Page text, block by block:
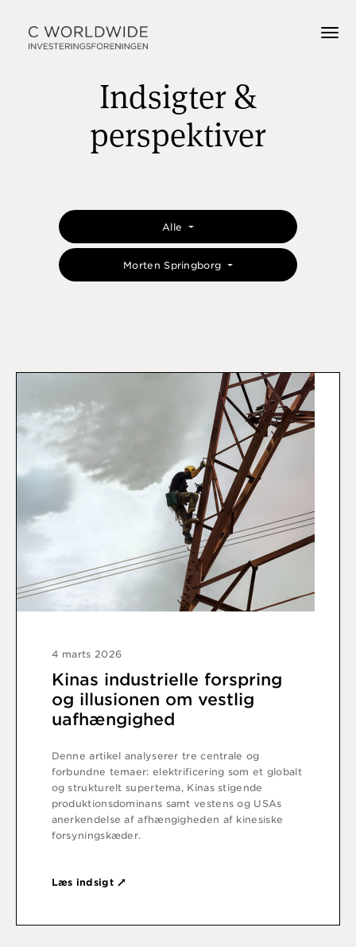
Indsigter &
perspektiver
Alle
Morten Springborg
4 marts 2026
Kinas industrielle forspring
og illusionen om vestlig
uafhængighed
Denne artikel analyserer tre centrale og
forbundne temaer: elektrificering som et globalt
og strukturelt supertema, Kinas stigende
produktionsdominans samt vestens og USAs
anerkendelse af afhængigheden af kinesiske
forsyningskæder.
Læs indsigt